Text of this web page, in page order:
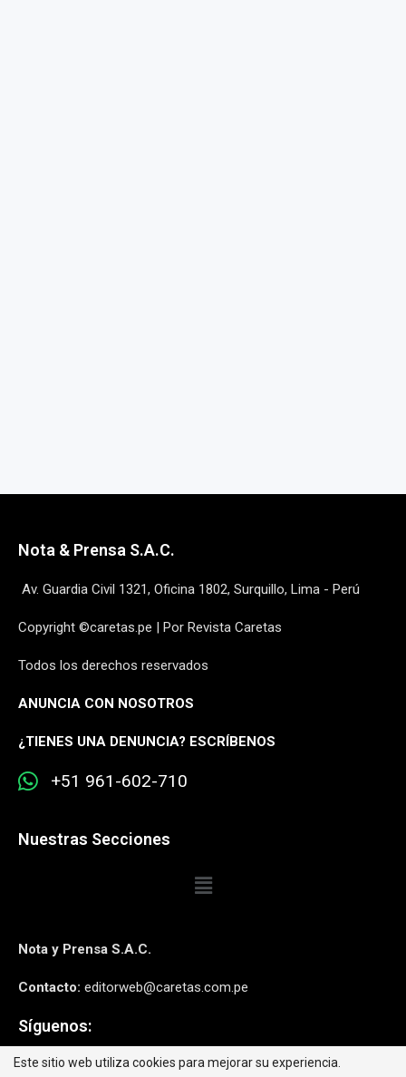
Nota & Prensa S.A.C.
Av. Guardia Civil 1321, Oficina 1802, Surquillo, Lima - Perú
Copyright ©caretas.pe | Por Revista Caretas
Todos los derechos reservados
ANUNCIA CON NOSOTROS
¿TIENES UNA DENUNCIA? ESCRÍBENOS
+51 961-602-710
Nuestras Secciones
Nota y Prensa S.A.C.
Contacto: editorweb@caretas.com.pe
Síguenos:
Este sitio web utiliza cookies para mejorar su experiencia.